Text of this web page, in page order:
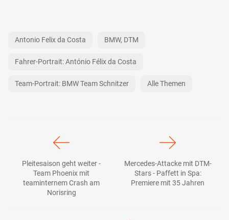
Antonio Felix da Costa BMW, DTM
Fahrer-Portrait: António Félix da Costa
Team-Portrait: BMW Team Schnitzer Alle Themen
Pleitesaison geht weiter -
Team Phoenix mit
teaminternem Crash am
Norisring
Mercedes-Attacke mit DTM-
Stars - Paffett in Spa:
Premiere mit 35 Jahren